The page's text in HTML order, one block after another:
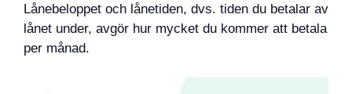
Lånebeloppet och lånetiden, dvs. tiden du betalar av
lånet under, avgör hur mycket du kommer att betala
per månad.